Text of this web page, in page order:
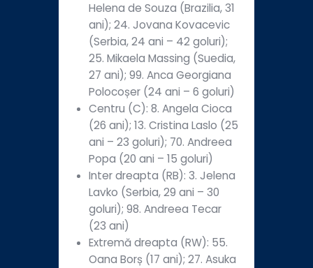
Helena de Souza (Brazilia, 31
ani); 24. Jovana Kovacevic
(Serbia, 24 ani – 42 goluri);
25. Mikaela Massing (Suedia,
27 ani); 99. Anca Georgiana
Polocoșer (24 ani – 6 goluri)
Centru (C): 8. Angela Cioca
(26 ani); 13. Cristina Laslo (25
ani – 23 goluri); 70. Andreea
Popa (20 ani – 15 goluri)
Inter dreapta (RB): 3. Jelena
Lavko (Serbia, 29 ani – 30
goluri); 98. Andreea Tecar
(23 ani)
Extremă dreapta (RW): 55.
Oana Borș (17 ani); 27. Asuka